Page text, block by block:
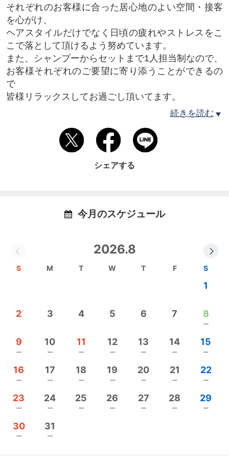
それぞれのお客様に合った居心地のよい空間・接客
を心がけ、
ヘアスタイルだけでなく日頃の疲れやストレスをこ
こで落として頂けるよう努めています。
また、シャンプーからセットまで1人担当制なので、
お客様それぞれのご要望に寄り添うことができるの
で
皆様リラックスしてお過ごし頂いてます。
現代の日常生活において、どれだけ“心と心の繋が
り”を感じる瞬間が減ってしまったことでしょう。
何よりも私たち人間にとって、大切なものは“心と心
の繋がり”であるように思うのです。
そんな昭和の時代には当たり前のようにあった"暖か
そして二つ目に『美しさ』です。
続きを読む
シェアする
今月のスケジュール
2026.8
S M T W T F S
1
2 3 4 5 6 7 8
remove
9
remove
10
remove
11
remove
12
remove
13
remove
14
remove
15
remove
16
remove
17
remove
18
remove
19
remove
20
remove
21
remove
22
remove
23
remove
24
remove
25
remove
26
remove
27
remove
28
remove
29
remove
30
remove
31
remove